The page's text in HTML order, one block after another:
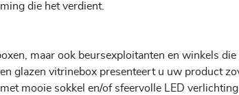
die het verdient.
maar ook beursexploitanten en winkels die
glazen vitrinebox presenteert u uw product
mooie sokkel en/of sfeervolle LED verlichting.